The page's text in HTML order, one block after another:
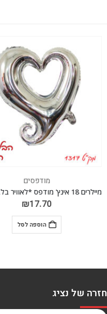
מיילרים 18 אינץ' מודפס *לאוויר בלבד* *מגיע בסיטונאות חבילה של 5 יח' *
חזרה של נציג